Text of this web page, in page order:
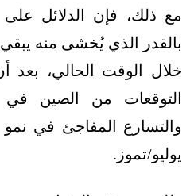
مع ذلك، فإن الدلائل على
بالقدر الذي يُخشى منه
خلال الوقت الحالي، بعد
التوقعات من الصين في
والتسارع المفاجئ في نمو
يوليو/تموز.